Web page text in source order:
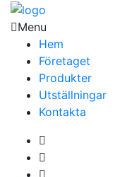
Menu
Hem
Företaget
Produkter
Utställningar
Kontakta